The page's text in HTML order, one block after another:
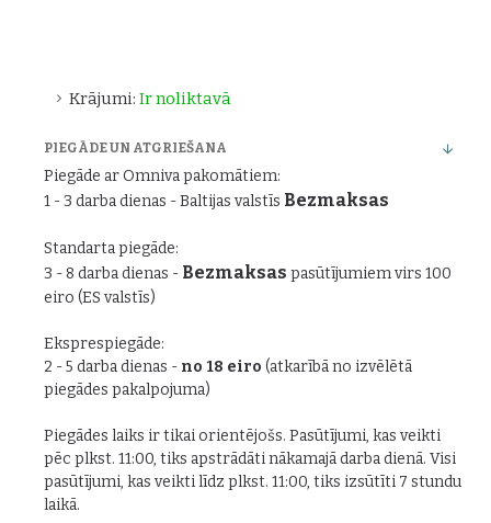
Krājumi: Ir noliktavā
PIEGĀDE UN ATGRIEŠANA
Piegāde ar Omniva pakomātiem:
1 - 3 darba dienas - Baltijas valstīs Bezmaksas
Standarta piegāde:
3 - 8 darba dienas - Bezmaksas pasūtījumiem virs 100
eiro (ES valstīs)
Eksprespiegāde:
2 - 5 darba dienas - no 18 eiro (atkarībā no izvēlētā
piegādes pakalpojuma)
Piegādes laiks ir tikai orientējošs. Pasūtījumi, kas veikti
pēc plkst. 11:00, tiks apstrādāti nākamajā darba dienā. Visi
pasūtījumi, kas veikti līdz plkst. 11:00, tiks izsūtīti 7 stundu
laikā.